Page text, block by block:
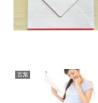
言葉